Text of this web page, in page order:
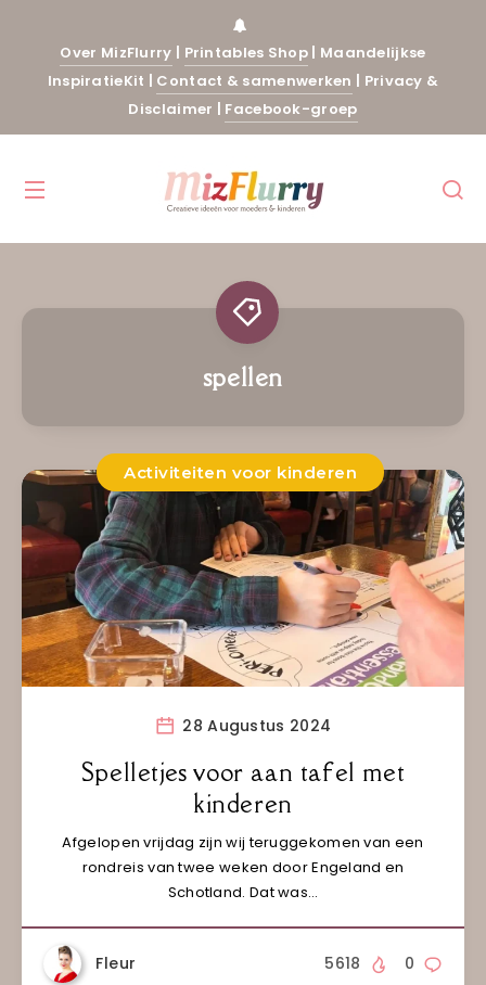
Over MizFlurry | Printables Shop | Maandelijkse
InspiratieKit | Contact & samenwerken | Privacy &
Disclaimer | Facebook-groep
spellen
Activiteiten voor kinderen
28 Augustus 2024
Spelletjes voor aan tafel met
kinderen
Afgelopen vrijdag zijn wij teruggekomen van een
rondreis van twee weken door Engeland en
Schotland. Dat was…
Fleur 0
5618